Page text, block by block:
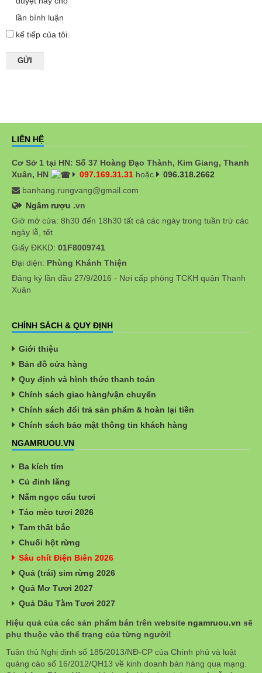
lần bình luận
kế tiếp của tôi.
LIÊN HỆ
Cơ Sở 1 tại HN: Số 37 Hoàng Đạo Thành, Kim Giang, Thanh
Xuân, HN
097.169.31.31 hoặc
096.318.2662
banhang.rungvang@gmail.com
Ngâm rượu .vn
Giờ mở cửa: 8h30 đến 18h30 tất cả các ngày trong tuần trừ các
ngày lễ, tết
Giấy ĐKKD: 01F8009741
Đại diện: Phùng Khánh Thiện
Đăng ký lần đầu 27/9/2016 - Nơi cấp phòng TCKH quận Thanh
Xuân
CHÍNH SÁCH & QUY ĐỊNH
Giới thiệu
Bản đồ cửa hàng
Quy định và hình thức thanh toán
Chính sách giao hàng/vận chuyển
Chính sách đổi trả sản phẩm & hoàn lại tiền
Chính sách bảo mật thông tin khách hàng
NGAMRUOU.VN
Ba kích tím
Củ đinh lăng
Nấm ngọc cẩu tươi
Táo mèo tươi 2026
Tam thất bắc
Chuối hột rừng
Sâu chít Điện Biên 2026
Quả (trái) sim rừng 2026
Quả Mơ Tươi 2027
Quả Dâu Tằm Tươi 2027
Hiệu quả của các sản phẩm bán trên website ngamruou.vn sẽ
phụ thuộc vào thể trạng của từng người!
Tuân thủ Nghị định số 185/2013/NĐ-CP của Chính phủ và luật
quảng cáo số 16/2012/QH13 về kinh doanh bán hàng qua mạng.